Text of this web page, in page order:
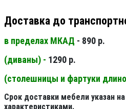
Доставка до
в пределах МКАД - 890 р.
(диваны) - 1290 р.
(столешницы и фартуки
Срок доставки мебели указан
характеристиками.